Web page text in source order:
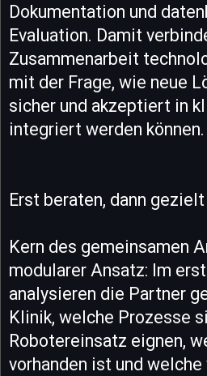
Dokumentation und
Evaluation. Damit
Zusammenarbeit
mit der Frage, wie neue
sicher und akzeptiert in
integriert werden können.
Erst beraten, dann
Kern des gemeinsamen
modularer Ansatz: Im
analysieren die Partner
Klinik, welche Prozesse
Robotereinsatz eignen,
vorhanden ist und